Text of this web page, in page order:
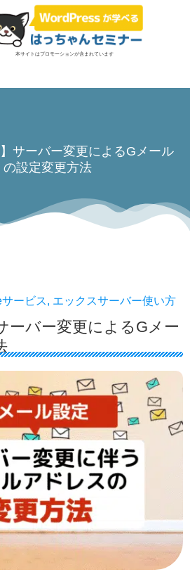
本サイトはプロモーションが含まれています
】サーバー変更によるGメール
の設定変更方法
ービス, エックスサーバー使い方
ーバー変更によるGメー